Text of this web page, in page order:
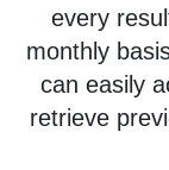
every
monthly
can easily
retrieve